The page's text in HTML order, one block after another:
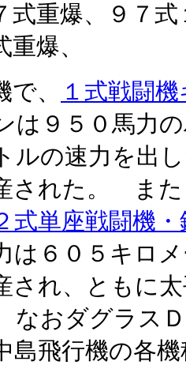
式重爆、９７
爆、
、
１式戦闘
は９５０馬力
ルの速力を出
された。 ま
式単座戦闘機
は６０５キロ
され、ともに
おダグラス
島飛行機の各